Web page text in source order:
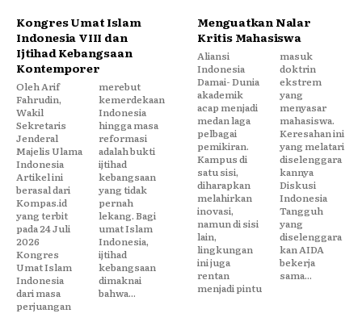
Kongres Umat Islam
Indonesia VIII dan
Ijtihad Kebangsaan
Kontemporer
Oleh Arif
Fahrudin,
Wakil
Sekretaris
Jenderal
Majelis Ulama
Indonesia
Artikel ini
berasal dari
Kompas.id
yang terbit
pada 24 Juli
2026
Kongres
Umat Islam
Indonesia
dari masa
perjuangan
merebut
kemerdekaan
Indonesia
hingga masa
reformasi
adalah bukti
ijtihad
kebangsaan
yang tidak
pernah
lekang. Bagi
umat Islam
Indonesia,
ijtihad
kebangsaan
dimaknai
bahwa...
Menguatkan Nalar
Kritis Mahasiswa
Aliansi
Indonesia
Damai- Dunia
akademik
acap menjadi
medan laga
pelbagai
pemikiran.
Kampus di
satu sisi,
diharapkan
melahirkan
inovasi,
namun di sisi
lain,
lingkungan
ini juga
rentan
menjadi pintu
masuk
doktrin
ekstrem
yang
menyasar
mahasiswa.
Keresahan ini
yang melatari
diselenggara
kannya
Diskusi
Indonesia
Tangguh
yang
diselenggara
kan AIDA
bekerja
sama...